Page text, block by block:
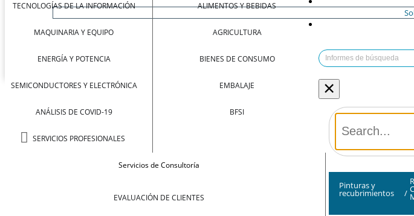
TECNOLOGÍAS DE LA INFORMACIÓN
MAQUINARIA Y EQUIPO
ENERGÍA Y POTENCIA
SEMICONDUCTORES Y ELECTRÓNICA
ANÁLISIS DE COVID-19
SERVICIOS PROFESIONALES
ALIMENTOS Y BEBIDAS
AGRICULTURA
BIENES DE CONSUMO
EMBALAJE
BFSI
Servicios de Consultoría
EVALUACIÓN DE CLIENTES
×
Pinturas y
recubrimientos /